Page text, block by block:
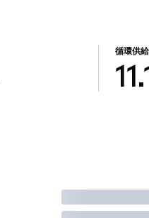
循環供
取引